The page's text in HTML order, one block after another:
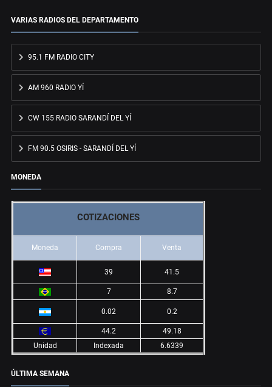
VARIAS RADIOS DEL DEPARTAMENTO
95.1 FM RADIO CITY
AM 960 RADIO YÍ
CW 155 RADIO SARANDÍ DEL YÍ
FM 90.5 OSIRIS - SARANDÍ DEL YÍ
MONEDA
COTIZACIONES
Moneda Compra Venta
39 41.5
7 8.7
0.02 0.2
44.2
49.18
Unidad
Indexada 6.6339
ÚLTIMA SEMANA